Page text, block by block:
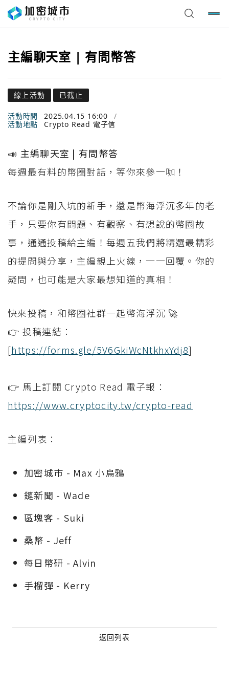
主編聊天室 | 有問幣答
線上活動 已截止
活動時間 2025.04.15 16:00
/
活動地點
Crypto Read 電子信
📣 主編聊天室 | 有問幣答
每週最有料的幣圈對話，等你來參一咖！
不論你是剛入坑的新手，還是幣海浮沉多年的老
手，只要你有問題、有觀察、有想說的幣圈故
事，通通投稿給主編！每週五我們將精選最精彩
的提問與分享，主編親上火線，一一回覆。你的
疑問，也可能是大家最想知道的真相！
快來投稿，和幣圈社群一起幣海浮沉 🚀
👉 投稿連結：
[https://forms.gle/5V6GkiWcNtkhxYdj8]
👉 馬上訂閱 Crypto Read 電子報：
https://www.cryptocity.tw/crypto-read
主編列表：
加密城市 - Max 小烏鴉
鏈新聞 - Wade
區塊客 - Suki
桑幣 - Jeff
每日幣研 - Alvin
手榴彈 - Kerry
返回列表
今日熱門
使用以下帳號繼續
繼續表示您已同意
您已閒置5分鐘，請點擊關閉按鈕或空白處，即可回到加密
城市
今日熱門
關閉